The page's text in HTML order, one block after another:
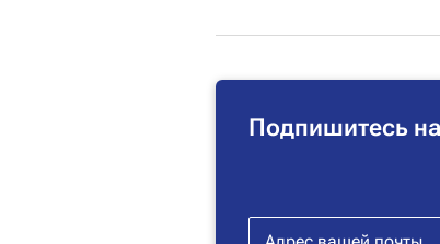
Подпишитесь